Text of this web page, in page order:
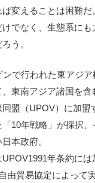
変えることは困難だ
けでなく、生態系に
う。
で行われた東アジア
東南アジア諸国を含
盟（UPOV）に加盟
10年戦略」が採択、
本政府。
年条約には
由貿易協定によって